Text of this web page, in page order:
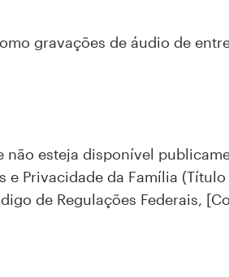
gravações de áudio de
esteja disponível
Privacidade da Família
de Regulações Federais,